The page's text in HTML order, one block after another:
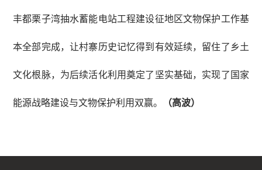
丰都栗子湾抽水蓄能电站工程建设征地区文物保护工作基
本全部完成，让村寨历史记忆得到有效延续，留住了乡土
文化根脉，为后续活化利用奠定了坚实基础，实现了国家
能源战略建设与文物保护利用双赢。 （高波）